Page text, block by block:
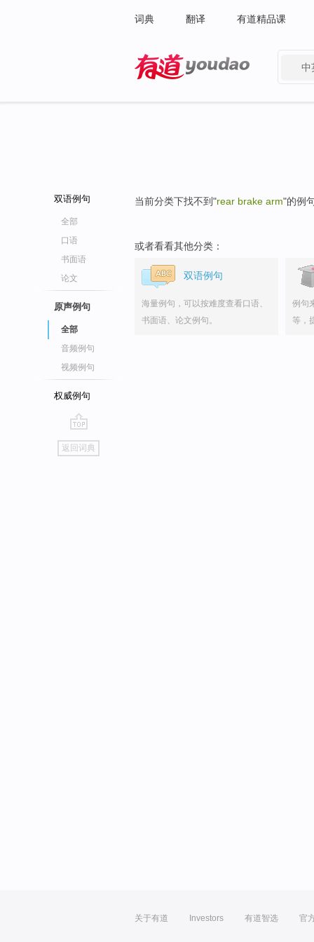
词典 翻译 有道精品课
中
双语例句
全部
口语
书面语
论文
原声例句
全部
音频例句
视频例句
权威例句
go
top
返回词典
当前分类下找不到"rear brake arm"的例句
或者看看其他分类：
双语例句
海量例句，可以按难度查看口语、
书面语、论文例句。
例句
等，
关于有道 Investors 有道智选 官